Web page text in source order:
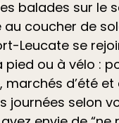
balades sur le
coucher de
Leucate se
ou à vélo :
d’été et
journées selon